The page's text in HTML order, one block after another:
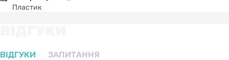
Пластик
ВІДГУКИ ЗАПИТАННЯ